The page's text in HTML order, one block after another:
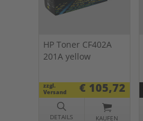
HP Toner CF402A
201A yellow
zzgl.
Versand
€ 105,72
DETAILS KAUFEN